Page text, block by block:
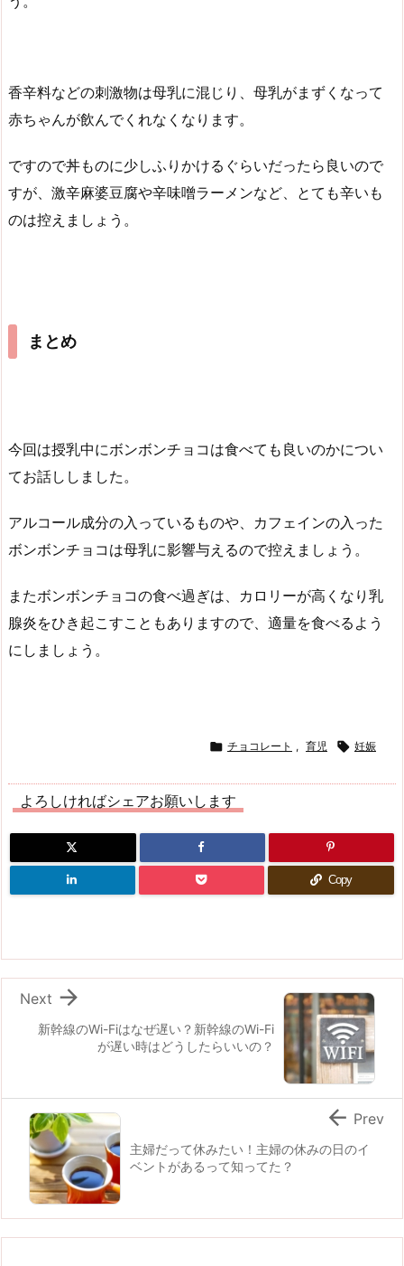
香辛料などの刺激物は母乳に混じり、母乳がまずくなって
赤ちゃんが飲んでくれなくなります。
ですので丼ものに少しふりかけるぐらいだったら良いので
すが、激辛麻婆豆腐や辛味噌ラーメンなど、とても辛いも
のは控えましょう。
まとめ
今回は授乳中にボンボンチョコは食べても良いのかについ
てお話ししました。
アルコール成分の入っているものや、カフェインの入った
ボンボンチョコは母乳に影響与えるので控えましょう。
またボンボンチョコの食べ過ぎは、カロリーが高くなり乳
腺炎をひき起こすこともありますので、適量を食べるよう
にしましょう。
 チョコレート , 育児  妊娠
よろしければシェアお願いします
Copy
新幹線のWi-Fiはなぜ遅い？新幹線のWi-Fi
が遅い時はどうしたらいいの？

Next
主婦だって休みたい！主婦の休みの日のイ
ベントがあるって知ってた？
 Prev